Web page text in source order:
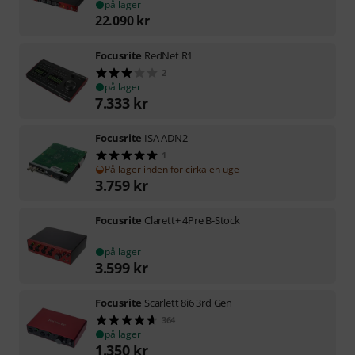
på lager
22.090 kr
Focusrite RedNet R1
2
på lager
7.333 kr
Focusrite ISA ADN2
1
På lager inden for cirka en uge
3.759 kr
Focusrite Clarett+ 4Pre B-Stock
på lager
3.599 kr
Focusrite Scarlett 8i6 3rd Gen
364
på lager
1.350 kr